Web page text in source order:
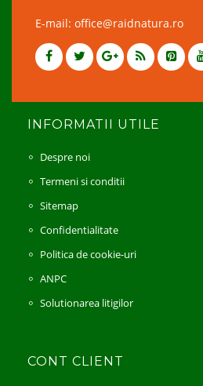
E-mail: office@raidnatura.ro
INFORMATII UTILE
Despre noi
Termeni si conditii
Sitemap
Confidentialitate
Politica de cookie-uri
ANPC
Solutionarea litigilor
CONT CLIENT